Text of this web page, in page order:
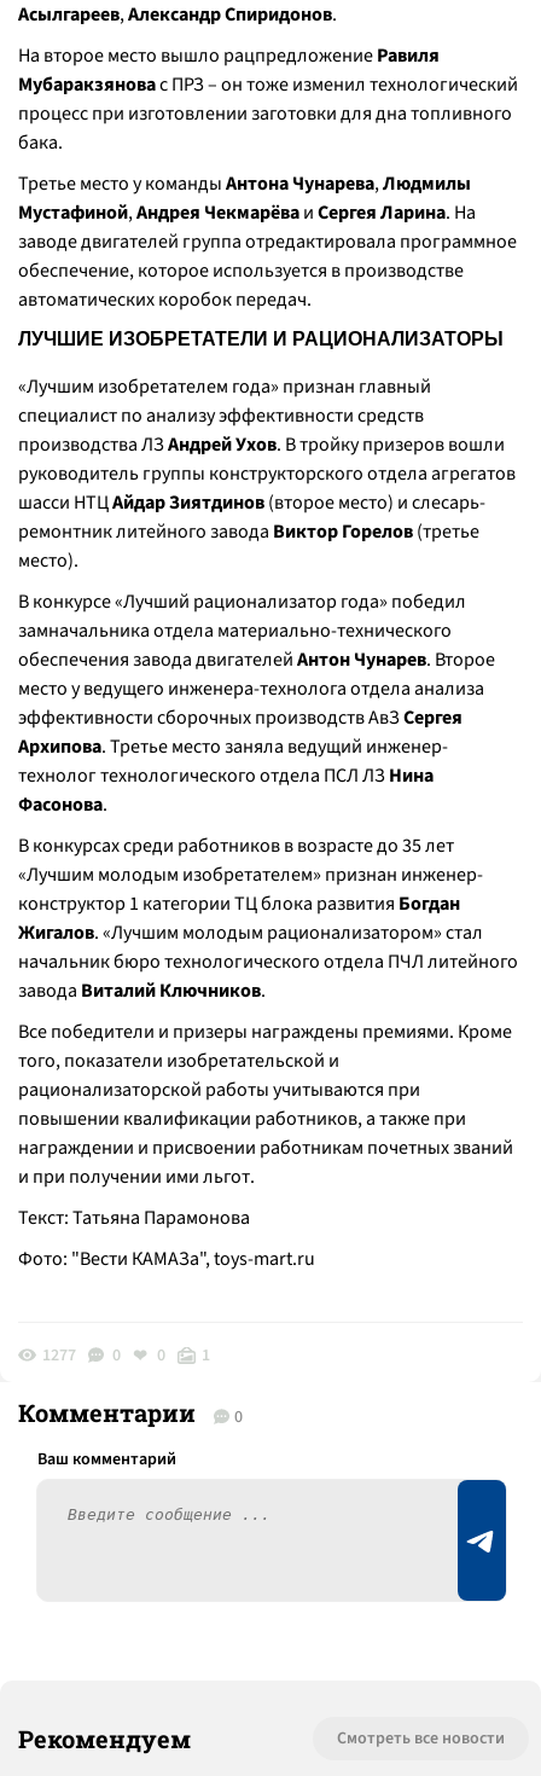
Асылгареев,Александр Спиридонов.
На второе место вышло рацпредложениеРавиля
Мубаракзяновас ПРЗ – он тоже изменил технологический
процесс при изготовлении заготовки для дна топливного
бака.
Третье место у командыАнтона Чунарева,Людмилы
Мустафиной,Андрея ЧекмарёваиСергея Ларина. На
заводе двигателей группа отредактировала программное
обеспечение, которое используется в производстве
автоматических коробок передач.
ЛУЧШИЕ ИЗОБРЕТАТЕЛИ И РАЦИОНАЛИЗАТОРЫ
«Лучшим изобретателем года» признан главный
специалист по анализу эффективности средств
производства ЛЗАндрей Ухов. В тройку призеров вошли
руководитель группы конструкторского отдела агрегатов
шасси НТЦАйдар Зиятдинов(второе место) и слесарь-
ремонтник литейного завода Виктор Горелов(третье
место).
В конкурсе «Лучший рационализатор года» победил
замначальника отдела материально-технического
обеспечения завода двигателейАнтон Чунарев. Второе
место у ведущего инженера-технолога отдела анализа
эффективности сборочных производств АвЗСергея
Архипова. Третье место заняла ведущий инженер-
технолог технологического отдела ПСЛ ЛЗНина
Фасонова.
В конкурсах среди работников в возрасте до 35 лет
«Лучшим молодым изобретателем» признан инженер-
конструктор 1 категории ТЦ блока развития Богдан
Жигалов. «Лучшим молодым рационализатором» стал
начальник бюро технологического отдела ПЧЛ литейного
завода Виталий Ключников.
Все победители и призеры награждены премиями. Кроме
того, показатели изобретательской и
рационализаторской работы учитываются при
повышении квалификации работников, а также при
награждении и присвоении работникам почетных званий
и при получении ими льгот.
Текст: Татьяна Парамонова
Фото: "Вести КАМАЗа",toys-mart.ru
1277 0 0 1
Комментарии 0
Рекомендуем Смотреть все новости